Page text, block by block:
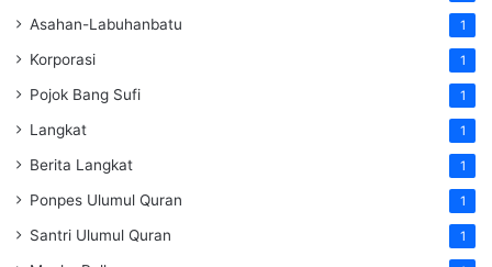
Asahan-Labuhanbatu 1
Korporasi 1
Pojok Bang Sufi 1
Langkat 1
Berita Langkat 1
Ponpes Ulumul Quran 1
Santri Ulumul Quran 1